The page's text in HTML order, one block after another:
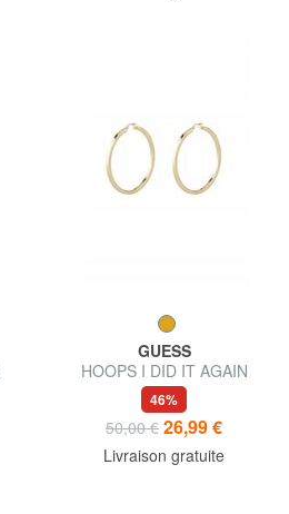
GUESS
HOOPS I DID IT AGAIN
Boucles d'oreilles créoles
moyennes
46%
50,00 € 26,99 €
Livraison gratuite